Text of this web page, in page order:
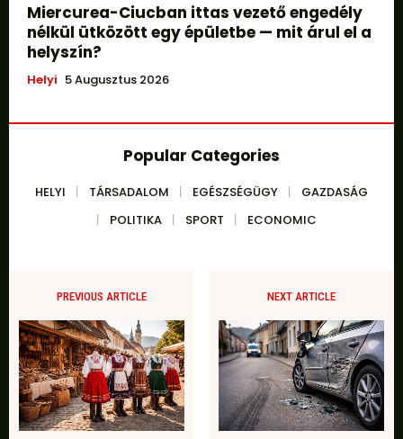
Miercurea-Ciucban ittas vezető engedély
nélkül ütközött egy épületbe — mit árul el a
helyszín?
Helyi 5 Augusztus 2026
Popular Categories
HELYI TÁRSADALOM EGÉSZSÉGÜGY
GAZDASÁG
POLITIKA
SPORT ECONOMIC
PREVIOUS ARTICLE NEXT ARTICLE